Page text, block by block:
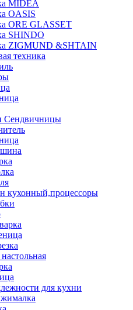
MIDEA
OASIS
ORE GLASSET
SHINDO
ZIGMUND &SHTAIN
техника
Сендвичницы
кухонный,процессоры
для кухни